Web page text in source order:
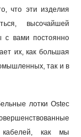
что эти изделия
высочайшей
с вами постоянно
их, как большая
так и в
лотки Ostec
кабелей, как мы